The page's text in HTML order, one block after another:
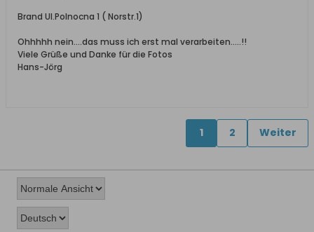
Brand Ul.Polnocna 1 ( Norstr.1)
Ohhhhh nein....das muss ich erst mal verarbeiten.....!!
Viele Grüße und Danke für die Fotos
Hans-Jörg
1 2 Weiter